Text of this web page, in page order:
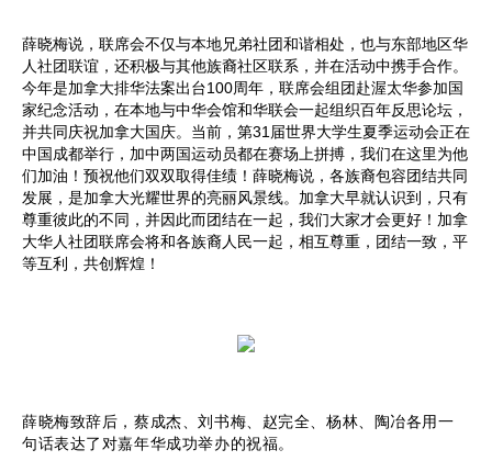
薛晓梅说，联席会不仅与本地兄弟社团和谐相处，也与东部地区华
人社团联谊，还积极与其他族裔社区联系，并在活动中携手合作。
今年是加拿大排华法案出台100周年，联席会组团赴渥太华参加国
家纪念活动，在本地与中华会馆和华联会一起组织百年反思论坛，
并共同庆祝加拿大国庆。当前，第31届世界大学生夏季运动会正在
中国成都举行，加中两国运动员都在赛场上拼搏，我们在这里为他
们加油！预祝他们双双取得佳绩！薛晓梅说，各族裔包容团结共同
发展，是加拿大光耀世界的亮丽风景线。加拿大早就认识到，只有
尊重彼此的不同，并因此而团结在一起，我们大家才会更好！加拿
大华人社团联席会将和各族裔人民一起，相互尊重，团结一致，平
等互利，共创辉煌！
薛晓梅致辞后，蔡成杰、刘书梅、赵完全、杨林、陶冶各用一
句话表达了对嘉年华成功举办的祝福。